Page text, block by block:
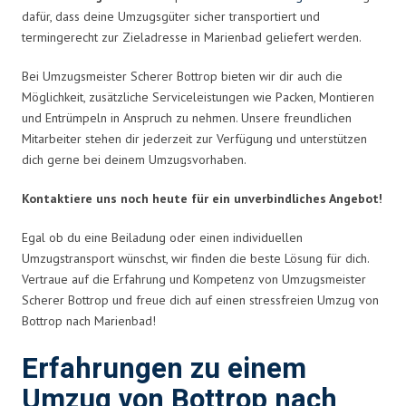
dafür, dass deine Umzugsgüter sicher transportiert und
termingerecht zur Zieladresse in Marienbad geliefert werden.
Bei Umzugsmeister Scherer Bottrop bieten wir dir auch die
Möglichkeit, zusätzliche Serviceleistungen wie Packen, Montieren
und Entrümpeln in Anspruch zu nehmen. Unsere freundlichen
Mitarbeiter stehen dir jederzeit zur Verfügung und unterstützen
dich gerne bei deinem Umzugsvorhaben.
Kontaktiere uns noch heute für ein unverbindliches Angebot!
Egal ob du eine Beiladung oder einen individuellen
Umzugstransport wünschst, wir finden die beste Lösung für dich.
Vertraue auf die Erfahrung und Kompetenz von Umzugsmeister
Scherer Bottrop und freue dich auf einen stressfreien Umzug von
Bottrop nach Marienbad!
Erfahrungen zu einem